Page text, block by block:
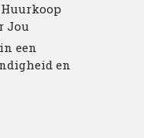
Jou
een
en